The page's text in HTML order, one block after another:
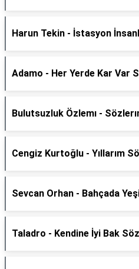
Harun Tekin - İstasyon
Adamo - Her Yerde Kar Var
Bulutsuzluk Özlemı -
Cengiz Kurtoğlu - Yıllarım
Sevcan Orhan - Bahçada
Taladro - Kendine İyi Bak